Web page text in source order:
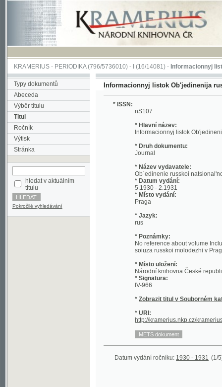
KRAMERIUS-PERIODIKA(796/5736010) -I(16/14081) -Informacionnyj listok
Typy dokumentů
Abeceda
Výběr titulu
Titul
Ročník
Výtisk
Stránka
hledat v aktuálním
Pokročilé vyhledávání
Informacionnyj listok Ob'jedinenija russkoj
* ISSN:
nS107
* Hlavní název:
* Druh dokumentu:
* Název vydavatele:
* Datum vydání:
5.1930 - 2.1931
* Místo vydání:
* Jazyk:
* Poznámky:
No reference about volume Included:
* Místo uložení:
Národní knihovna České republiky -
* Signatura:
Zobrazit titul v Souborném katalogu
* URI: